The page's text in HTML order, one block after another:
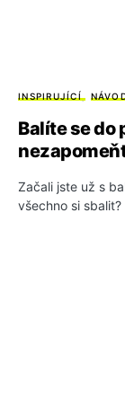
INSPIRUJÍCÍ
Balíte se do
Začali jste už s
všechno si